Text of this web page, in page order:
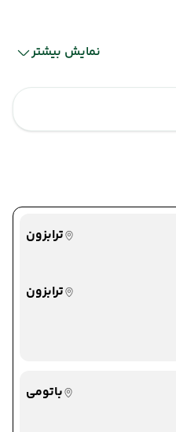
نمایش بیشتر
ترابزون
ترابزون
باتومی